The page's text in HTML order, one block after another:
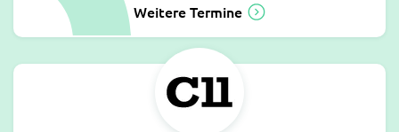
Weitere Termine